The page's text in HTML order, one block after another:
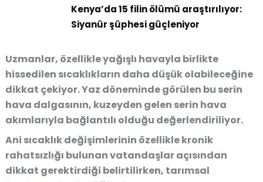
Kenya’da 15 filin ölümü araştırılıyor:
Siyanür şüphesi güçleniyor
Uzmanlar, özellikle yağışlı havayla birlikte
hissedilen sıcaklıkların daha düşük olabileceğine
dikkat çekiyor. Yaz döneminde görülen bu serin
hava dalgasının, kuzeyden gelen serin hava
akımlarıyla bağlantılı olduğu değerlendiriliyor.
Ani sıcaklık değişimlerinin özellikle kronik
rahatsızlığı bulunan vatandaşlar açısından
dikkat gerektirdiği belirtilirken, tarımsal